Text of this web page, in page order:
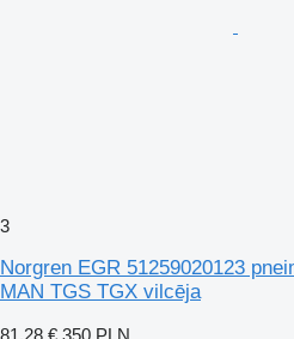
3
Norgren EGR 51259020123
MAN TGS TGX vilcēja
81,28 € 350 PLN